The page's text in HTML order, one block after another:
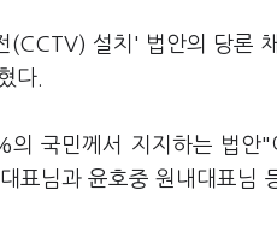
(CCTV) 설치' 법안의 당론
다.
국민께서 지지하는 법안"
표님과 윤호중 원내대표님